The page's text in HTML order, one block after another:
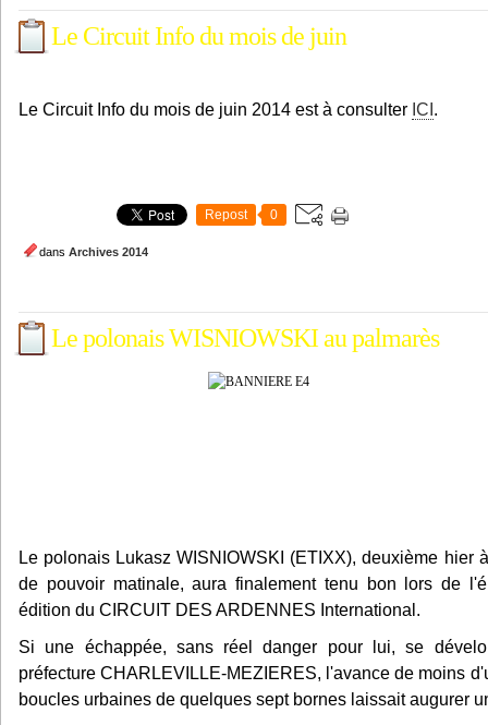
Le Circuit Info du mois de juin
Le Circuit Info du mois de juin 2014 est à consulter ICI .
Repost 0
dans Archives 2014
Le polonais WISNIOWSKI au palmarès
Le polonais Lukasz WISNIOWSKI (ETIXX), deuxième hier
de pouvoir matinale, aura finalement tenu bon lors de
édition du CIRCUIT DES ARDENNES International.
Si une échappée, sans réel danger pour lui, se
préfecture CHARLEVILLE-MEZIERES, l'avance de moins
boucles urbaines de quelques sept bornes laissait augurer